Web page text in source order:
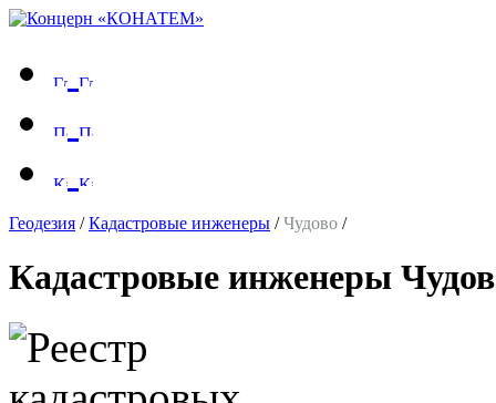
Геодезия /Кадастровые инженеры /Чудово /
Кадастровые инженеры